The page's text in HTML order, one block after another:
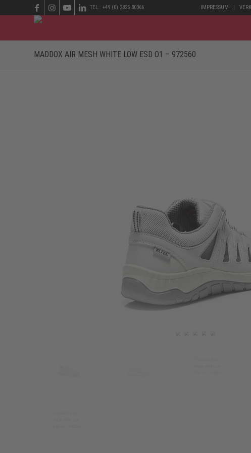
IMPRESSUM
TEL.: +49 (0) 2825 80366
MADDOX AIR MESH WHITE LOW ESD O1 – 972560